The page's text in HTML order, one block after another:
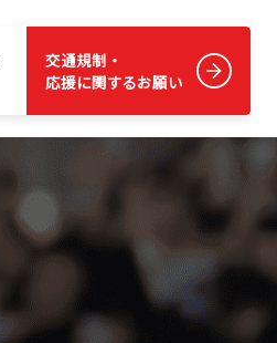
交通規制・
応援に関するお願い